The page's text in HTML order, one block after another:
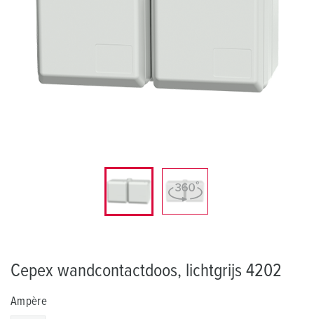
Cepex wandcontactdoos, lichtgrijs 4202
Ampère